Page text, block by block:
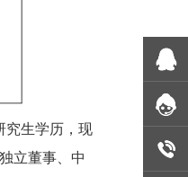
究生学历，现
立董事、中